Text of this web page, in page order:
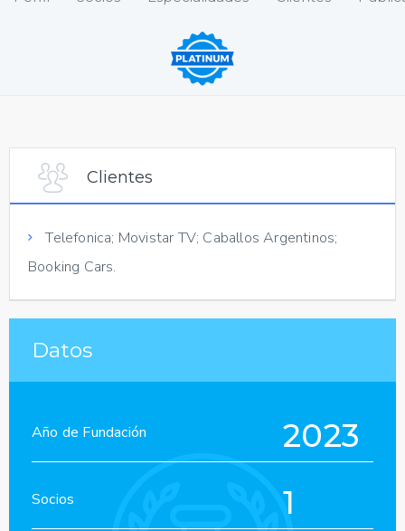
Clientes
Telefonica; Movistar TV; Caballos Argentinos;
Booking Cars.
Datos
Año de Fundación 2023
Socios 1